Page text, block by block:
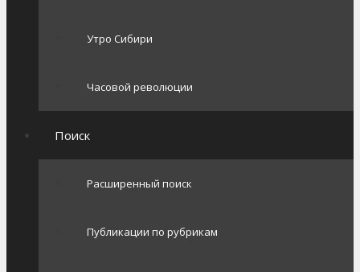
Утро Сибири
Часовой революции
Поиск
Расширенный поиск
Публикации по рубрикам